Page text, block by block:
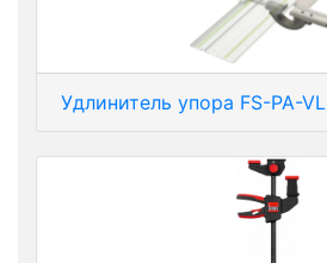
Удлинитель упора FS-PA-VL